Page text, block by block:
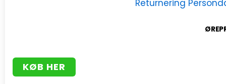
KØB HER